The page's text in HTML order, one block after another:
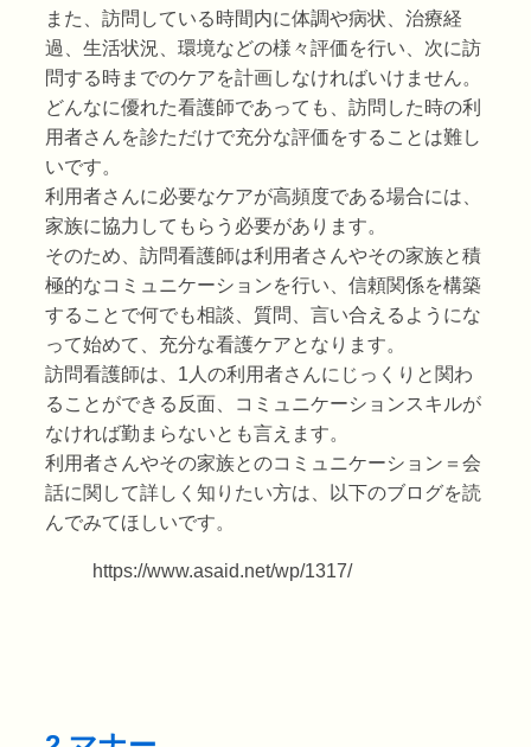
また、訪問している時間内に体調や病状、治療経
過、生活状況、環境などの様々評価を行い、次に訪
問する時までのケアを計画しなければいけません。
どんなに優れた看護師であっても、訪問した時の利
用者さんを診ただけで充分な評価をすることは難し
いです。
利用者さんに必要なケアが高頻度である場合には、
家族に協力してもらう必要があります。
そのため、訪問看護師は利用者さんやその家族と積
極的なコミュニケーションを行い、信頼関係を構築
することで何でも相談、質問、言い合えるようにな
って始めて、充分な看護ケアとなります。
訪問看護師は、1人の利用者さんにじっくりと関わ
ることができる反面、コミュニケーションスキルが
なければ勤まらないとも言えます。
利用者さんやその家族とのコミュニケーション＝会
話に関して詳しく知りたい方は、以下のブログを読
んでみてほしいです。
https://www.asaid.net/wp/1317/